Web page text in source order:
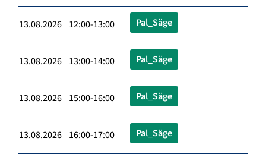
13.08.2026 12:00-13:00 Pal_Säge
13.08.2026 13:00-14:00 Pal_Säge
13.08.2026 15:00-16:00 Pal_Säge
13.08.2026 16:00-17:00 Pal_Säge